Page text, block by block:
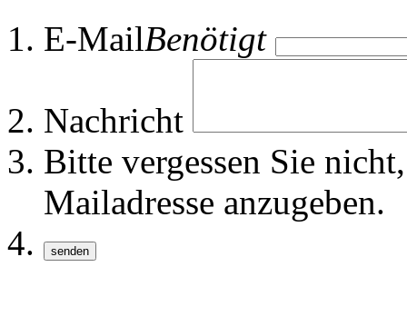
E-MailBenötigt
Nachricht
Bitte vergessen Sie
Mailadresse anzugeben.